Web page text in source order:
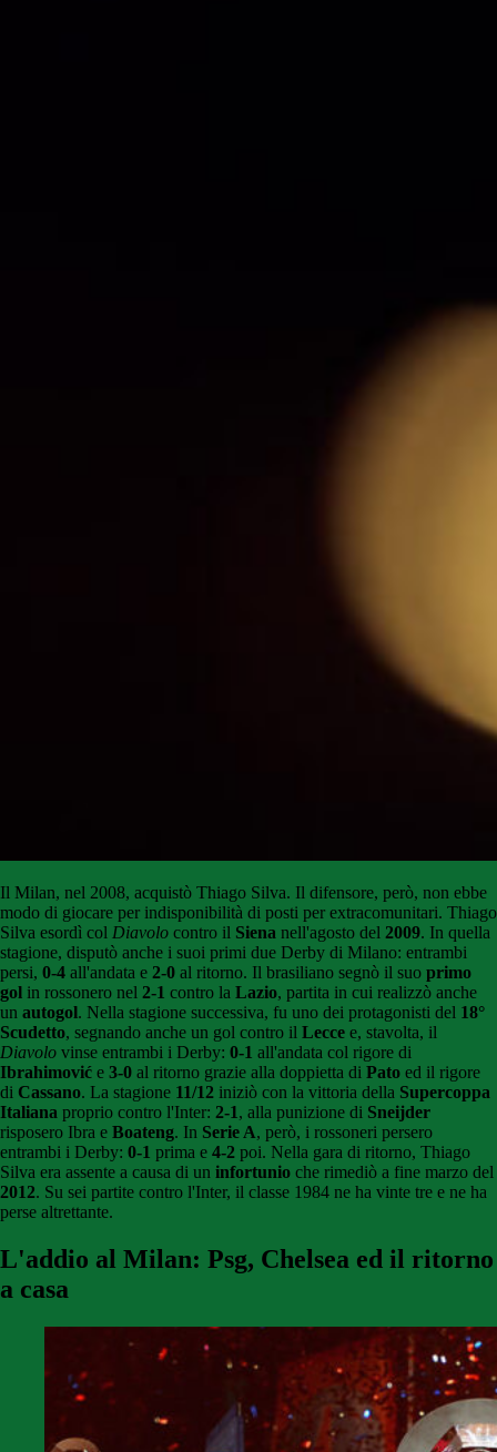
Il Milan, nel 2008, acquistò Thiago Silva. Il difensore, però, non ebbe
modo di giocare per indisponibilità di posti per extracomunitari. Thiago
Silva esordì col Diavolo contro il Siena nell'agosto del 2009. In quella
stagione, disputò anche i suoi primi due Derby di Milano: entrambi
persi, 0-4 all'andata e 2-0 al ritorno. Il brasiliano segnò il suo primo
gol in rossonero nel 2-1 contro la Lazio, partita in cui realizzò anche
un autogol. Nella stagione successiva, fu uno dei protagonisti del 18°
Scudetto, segnando anche un gol contro il Lecce e, stavolta, il
Diavolo vinse entrambi i Derby: 0-1 all'andata col rigore di
Ibrahimović e 3-0 al ritorno grazie alla doppietta di Pato ed il rigore
di Cassano. La stagione 11/12 iniziò con la vittoria della Supercoppa
Italiana proprio contro l'Inter: 2-1, alla punizione di Sneijder
risposero Ibra e Boateng. In Serie A, però, i rossoneri persero
entrambi i Derby: 0-1 prima e 4-2 poi. Nella gara di ritorno, Thiago
Silva era assente a causa di un infortunio che rimediò a fine marzo del
2012. Su sei partite contro l'Inter, il classe 1984 ne ha vinte tre e ne ha
perse altrettante.
L'addio al Milan: Psg, Chelsea ed il ritorno
a casa